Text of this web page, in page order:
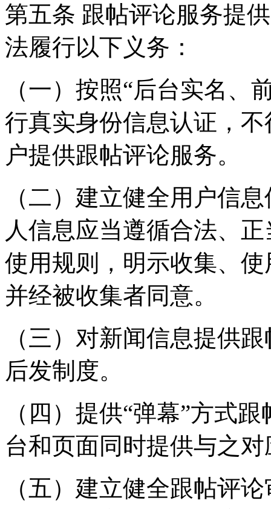
第五条 跟帖评论服务提
法履行以下义务：
（一）按照“后台实名、
行真实身份信息认证，
户提供跟帖评论服务。
（二）建立健全用户信
人信息应当遵循合法、
使用规则，明示收集、
并经被收集者同意。
（三）对新闻信息提供
后发制度。
（四）提供“弹幕”方式
台和页面同时提供与之
（五）建立健全跟帖评